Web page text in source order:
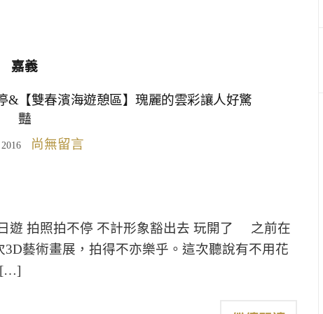
嘉義
&【雙春濱海遊憩區】瑰麗的雲彩讓人好驚
豔
尚無留言
遊 拍照拍不停 不計形象豁出去 玩開了 之前在
藝術畫展，拍得不亦樂乎。這次聽說有不用花
[…]